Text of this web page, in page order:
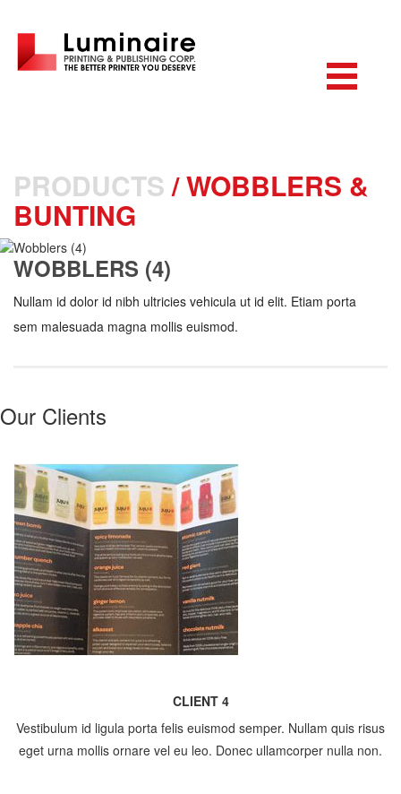
PRODUCTS /WOBBLERS &
BUNTING
WOBBLERS (4)
Nullam id dolor id nibh ultricies vehicula ut id elit. Etiam porta
sem malesuada magna mollis euismod.
Our Clients
CLIENT 4
Vestibulum id ligula porta felis euismod semper. Nullam quis risus
eget urna mollis ornare vel eu leo. Donec ullamcorper nulla non.